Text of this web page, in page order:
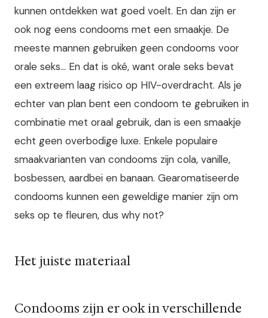
kunnen ontdekken wat goed voelt. En dan zijn er
ook nog eens condooms met een smaakje. De
meeste mannen gebruiken geen condooms voor
orale seks... En dat is oké, want orale seks bevat
een extreem laag risico op HIV-overdracht. Als je
echter van plan bent een condoom te gebruiken in
combinatie met oraal gebruik, dan is een smaakje
echt geen overbodige luxe. Enkele populaire
smaakvarianten van condooms zijn cola, vanille,
bosbessen, aardbei en banaan. Gearomatiseerde
condooms kunnen een geweldige manier zijn om
seks op te fleuren, dus why not?
Het juiste materiaal
Condooms zijn er ook in verschillende